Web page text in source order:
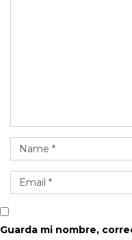
Guarda mi nombre,